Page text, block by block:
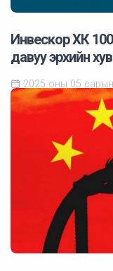
Инвескор ХК
давуу эрхийн
2025 оны 05